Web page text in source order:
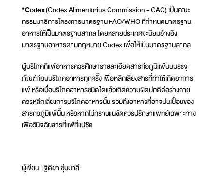
*Codex(Codex Alimentarius Commission - CAC) เป็นคณะ
กรรมมาธิการโครงการมาตรฐาน FAO/WHO ที่กำหนดมาตรฐาน
อาหารให้เป็นมาตรฐานสากล โดยหลายประเทศจะนิยมอ้างอิง
มาตรฐานอาหารตามกฎหมาย Codex เพื่อให้เป็นมาตรฐานสากล
ผู้บริโภคที่แพ้อาหารควรศึกษารายละเอียดสารก่อภูมิแพ้บนบรรจุ
ภัณฑ์ก่อนบริโภคอาหารทุกครั้ง เพื่อหลีกเลี่ยงสารที่ทำให้เกิดอาการ
แพ้ หรือเมื่อบริโภคอาหารชนิดใดแล้วเกิดความผิดปกติต่อร่างกาย
ควรหลีกเลี่ยงการบริโภคอาหารนั้น รวมถึงอาหารที่อาจปนเปื้อนของ
สารก่อภูมิแพ้นั้น หรือหากไม่ทราบแน่ชัดควรปรึกษาแพทย์เฉพาะทาง
เพื่อวินิจฉัยสารที่แพ้ที่แน่ชัด
ผู้เขียน : ฐิติยา ชุ่มมาลี